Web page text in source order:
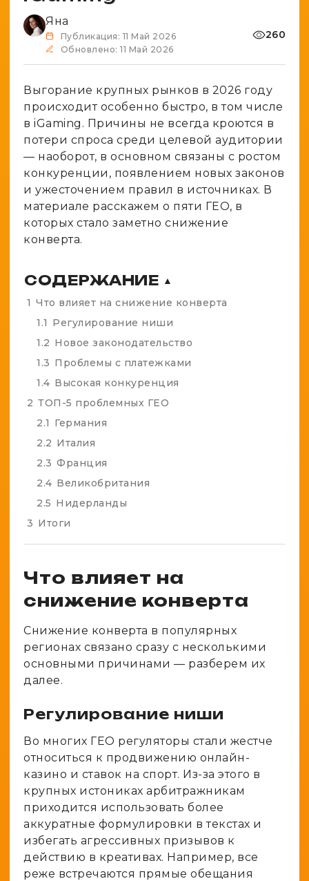
Адалт
Spy-сервисы
Вайты
Аккаунты
Проверка анонимности
Конвертер cookies
Яна
Публикация: 11 Май 2026
Обновлено: 11 Май 2026
260
Выгорание крупных рынков в 2026 году
происходит особенно быстро, в том числе
в iGaming. Причины не всегда кроются в
потери спроса среди целевой аудитории
— наоборот, в основном связаны с ростом
конкуренции, появлением новых законов
и ужесточением правил в источниках. В
материале расскажем о пяти ГЕО, в
которых стало заметно снижение
конверта.
СОДЕРЖАНИЕ ▲
1 Что влияет на снижение конверта
1.1 Регулирование ниши
1.2 Новое законодательство
1.3 Проблемы с платежками
1.4 Высокая конкуренция
2 ТОП-5 проблемных ГЕО
2.1 Германия
2.2 Италия
2.3 Франция
2.4 Великобритания
2.5 Нидерланды
3 Итоги
Что влияет на
снижение конверта
Снижение конверта в популярных
регионах связано сразу с несколькими
основными причинами — разберем их
далее.
Регулирование ниши
Во многих ГЕО регуляторы стали жестче
относиться к продвижению онлайн-
казино и ставок на спорт. Из-за этого в
крупных истониках арбитражникам
приходится использовать более
аккуратные формулировки в текстах и
избегать агрессивных призывов к
действию в креативах. Например, все
реже встречаются прямые обещания